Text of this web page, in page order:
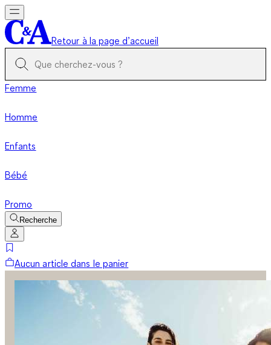
Retour à la page d’accueil
Femme
Homme
Enfants
Bébé
Promo
Recherche
Aucun article dans le panier